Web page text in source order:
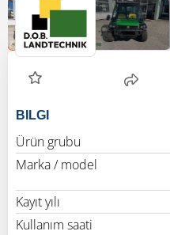
BILGI
Ürün grubu
Marka / model
Kayıt yılı
Kullanım saati